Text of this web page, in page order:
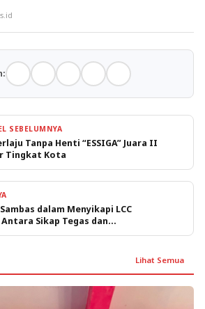
SEBELUMNYA
Tanpa Henti “ESSIGA” Juara II
Tingkat Kota
dalam Menyikapi LCC
Sikap Tegas dan
Lihat Semua